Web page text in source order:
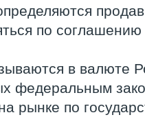
по
в валюте
федеральным
рынке по